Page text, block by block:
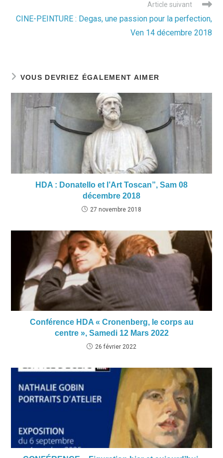
Article suivant
CINE-PEINTURE : Degas, une passion pour la perfection,
Ven 14 décembre 2018
VOUS DEVRIEZ ÉGALEMENT AIMER
HDA : Donatello et l’Art Toscan”, Sam 08
décembre 2018
27 novembre 2018
Conférence HDA « Cronenberg, le corps au
centre », Samedi 12 Mars 2022
26 février 2022